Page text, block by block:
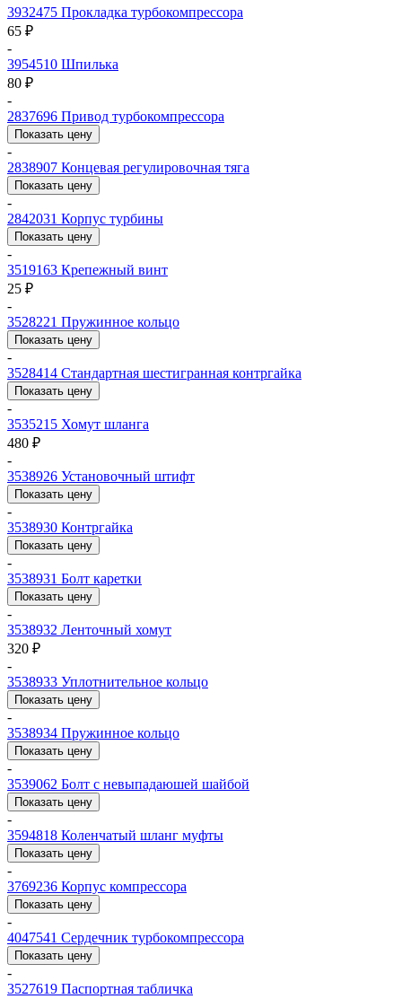
3932475 Прокладка турбокомпрессора
65 ₽
-
3954510 Шпилька
80 ₽
-
2837696 Привод турбокомпрессора
Показать цену
-
2838907 Концевая регулировочная тяга
Показать цену
-
2842031 Корпус турбины
Показать цену
-
3519163 Крепежный винт
25 ₽
-
3528221 Пружинное кольцо
Показать цену
-
3528414 Стандартная шестигранная контргайка
Показать цену
-
3535215 Хомут шланга
480 ₽
-
3538926 Установочный штифт
Показать цену
-
3538930 Контргайка
Показать цену
-
3538931 Болт каретки
Показать цену
-
3538932 Ленточный хомут
320 ₽
-
3538933 Уплотнительное кольцо
Показать цену
-
3538934 Пружинное кольцо
Показать цену
-
3539062 Болт с невыпадаюшей шайбой
Показать цену
-
3594818 Коленчатый шланг муфты
Показать цену
-
3769236 Корпус компрессора
Показать цену
-
4047541 Сердечник турбокомпрессора
Показать цену
-
3527619 Паспортная табличка